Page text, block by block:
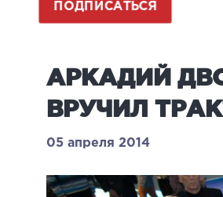
ПОДПИСАТЬСЯ
АРКАДИЙ
ВРУЧИЛ
05 апреля 2014